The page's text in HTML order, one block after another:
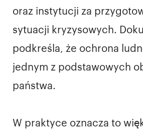
oraz instytucji za
sytuacji kryzysowych.
podkreśla, że ochrona
jednym z podstawowych
państwa.
W praktyce oznacza to